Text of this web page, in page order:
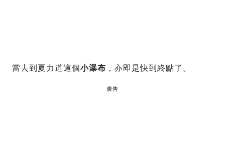
當去到夏力道這個小瀑布 ，亦即是快到終點了。
廣告